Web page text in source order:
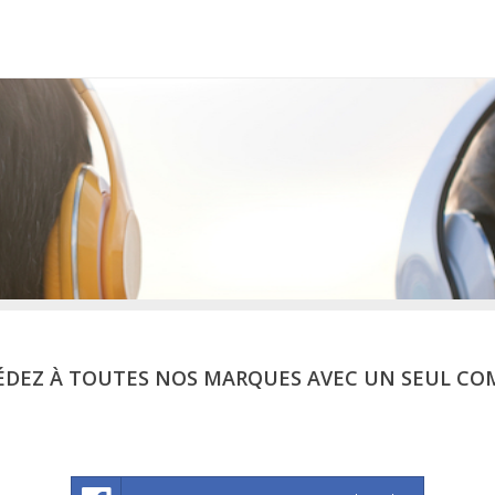
À TOUTES NOS MARQUES AVEC UN SEUL